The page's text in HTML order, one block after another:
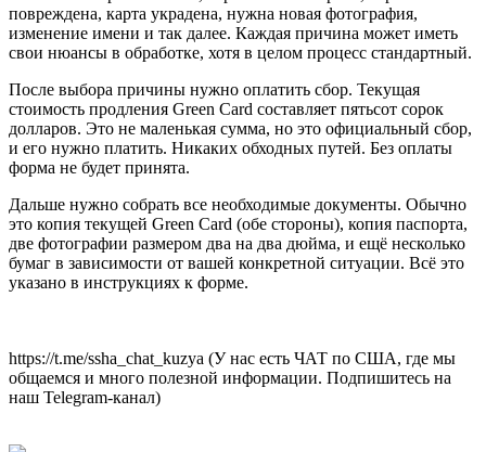
повреждена, карта украдена, нужна новая фотография,
изменение имени и так далее. Каждая причина может иметь
свои нюансы в обработке, хотя в целом процесс стандартный.
После выбора причины нужно оплатить сбор. Текущая
стоимость продления Green Card составляет пятьсот сорок
долларов. Это не маленькая сумма, но это официальный сбор,
и его нужно платить. Никаких обходных путей. Без оплаты
форма не будет принята.
Дальше нужно собрать все необходимые документы. Обычно
это копия текущей Green Card (обе стороны), копия паспорта,
две фотографии размером два на два дюйма, и ещё несколько
бумаг в зависимости от вашей конкретной ситуации. Всё это
указано в инструкциях к форме.
https://t.me/ssha_chat_kuzya (У нас есть ЧАТ по США, где мы
общаемся и много полезной информации. Подпишитесь на
наш Telegram-канал)